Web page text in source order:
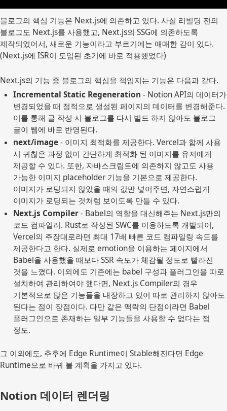
블로그의 핵심 기능은 Next.js에 의존하고 있다. 사실 리빌딩 전의
블로그도 Next.js를 사용했고, Next.js의 SSG에 의존하도록
제작되었어서, 새로운 기능이라고 부르기에는 애매한 감이 있다.
(Next.js에 ISR이 도입된 초기에 바로 적용했었다)
Next.js의 기능 중 블로그의 핵심을 책임지는 기능은 다음과 같다.
Incremental Static Regeneration - Notion API의 데이터가
변경되었을 때 정적으로 생성된 페이지의 데이터를 변경해준다.
이를 통해 글 작성 시 블로그를 다시 빌드 하지 않아도 블로그
글이 웹에 바로 반영된다.
next/image - 이미지 최적화를 제공한다. Vercel과 함께 사용
시 귀찮은 과정 없이 간단하게 최적화 된 이미지를 유저에게
제공할 수 있다. 또한, 자바스크립트에 의존하지 않고도 사용
가능한 이미지 placeholder 기능을 기본으로 제공한다.
이미지가 로딩되지 않았을 때의 값만 넣어주면, 자연스럽게
이미지가 로딩되는 것처럼 보이도록 만들 수 있다.
Next.js Compiler - Babel의 역할을 대신해주는 Next.js만의
코드 컴파일러. Rust로 작성된 SWC를 이용하도록 개발되어,
Vercel의 주장대로라면 최대 17배 빠른 코드 컴파일링 속도를
제공한다고 한다. 실제로 emotion을 이용하는 페이지에서
Babel을 사용했을 때보다 SSR 속도가 체감될 정도로 빨라진
것을 느꼈다. 이외에도 기존에는 babel 구성과 플러그인을 따로
설치하여 관리하여야 했다면, Next.js Compiler의 경우
기본적으로 많은 기능들을 내장하고 있어 따로 관리하지 않아도
된다는 점이 장점이다. 다만 같은 맥락의 단점이라면 Babel
플러그인으로 존재하는 일부 기능들을 사용할 수 없다는 점
정도.
그 이외에도, 추후에 Edge Runtime이 Stable해진다면 Edge
Runtime으로 바꿔 볼 계획을 가지고 있다.
Notion 데이터 렌더링